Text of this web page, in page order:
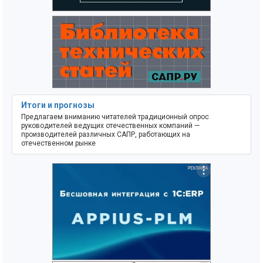
Итоги и прогнозы
Предлагаем вниманию читателей традиционный опрос
руководителей ведущих отечественных компаний —
производителей различных САПР, работающих на
отечественном рынке